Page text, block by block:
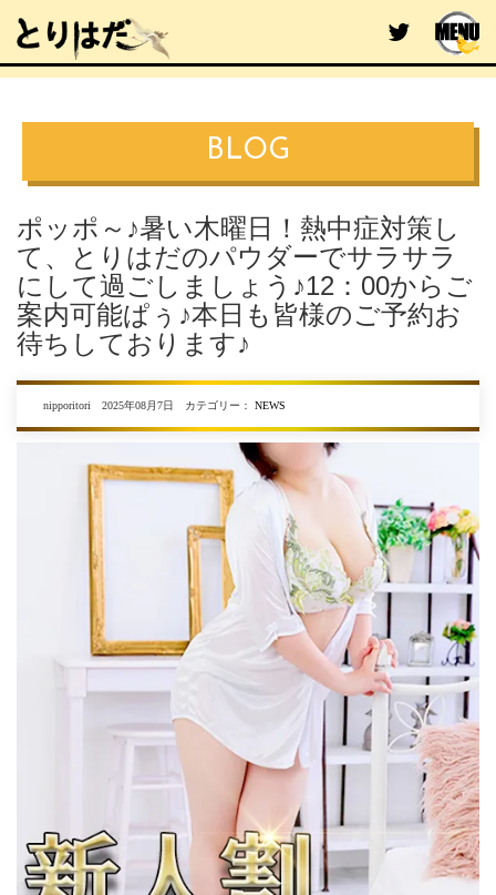
BLOG
ポッポ～♪暑い木曜日！熱中症対策し
て、とりはだのパウダーでサラサラ
にして過ごしましょう♪12：00からご
案内可能ぱぅ♪本日も皆様のご予約お
待ちしております♪
nipporitori 2025年08月7日 カテゴリー： NEWS